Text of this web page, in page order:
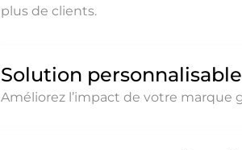
plus de clients.
Solution personnalisable
Améliorez l’impact de votre marque